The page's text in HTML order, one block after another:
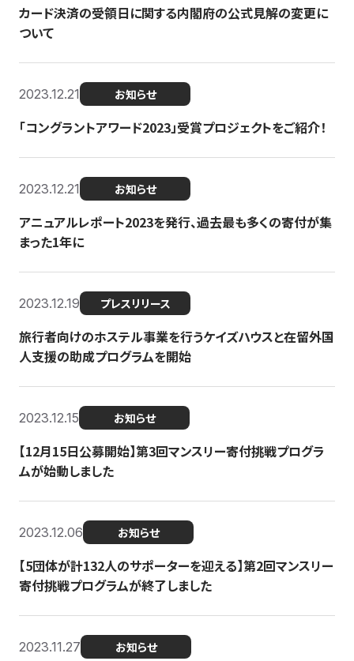
カード決済の受領日に関する内閣府の公式見解の変更に
ついて
2023.12.21 お知らせ
「コングラントアワード2023」受賞プロジェクトをご紹介！
2023.12.21 お知らせ
アニュアルレポート2023を発行、過去最も多くの寄付が集
まった1年に
2023.12.19 プレスリリース
旅行者向けのホステル事業を行うケイズハウスと在留外国
人支援の助成プログラムを開始
2023.12.15 お知らせ
【12月15日公募開始】第3回マンスリー寄付挑戦プログラ
ムが始動しました
2023.12.06 お知らせ
【5団体が計132人のサポーターを迎える】第2回マンスリー
寄付挑戦プログラムが終了しました
2023.11.27 お知らせ